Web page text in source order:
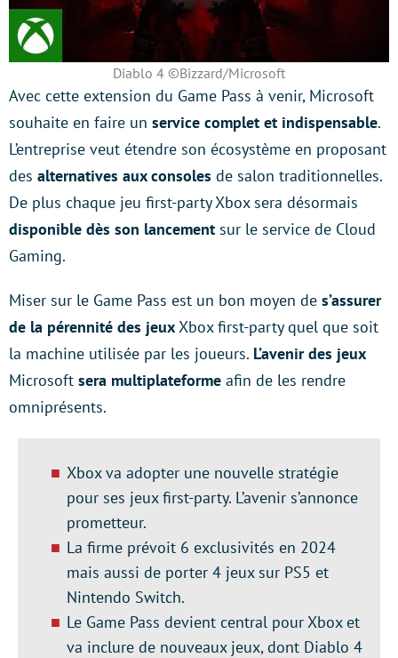
Diablo 4 ©Bizzard/Microsoft
Avec cette extension du Game Pass à venir, Microsoft
souhaite en faire un service complet et indispensable.
L’entreprise veut étendre son écosystème en proposant
des alternatives aux consoles de salon traditionnelles.
De plus chaque jeu first-party Xbox sera désormais
disponible dès son lancement sur le service de Cloud
Gaming.
Miser sur le Game Pass est un bon moyen de s’assurer
de la pérennité des jeuxXbox first-party quel que soit
la machine utilisée par les joueurs. L’avenir des jeux
Microsoft sera multiplateforme afin de les rendre
omniprésents.
Xbox va adopter une nouvelle stratégie
pour ses jeux first-party. L’avenir s’annonce
prometteur.
La firme prévoit 6 exclusivités en 2024
mais aussi de porter 4 jeux sur PS5 et
Nintendo Switch.
Le Game Pass devient central pour Xbox et
va inclure de nouveaux jeux, dont Diablo 4